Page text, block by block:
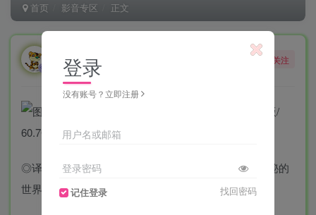
首页 影音专区 正文
酒醒只在花前坐，酒醉还来花下眠。
关注
◎译 名 驯龙高手3/驯龙记3(港) / 驯龙高手3：隐秘的
世界 / How to Train Your Dragon 3
登录
没有账号？立即注册
用户名或邮箱
登录密码
记住登录 找回密码